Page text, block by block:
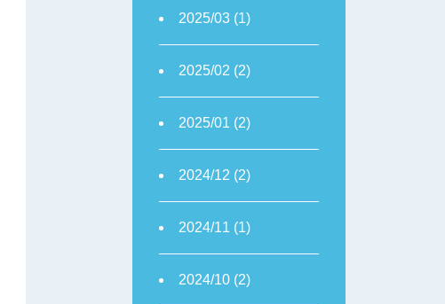
2025/03 (1)
2025/02 (2)
2025/01 (2)
2024/12 (2)
2024/11 (1)
2024/10 (2)